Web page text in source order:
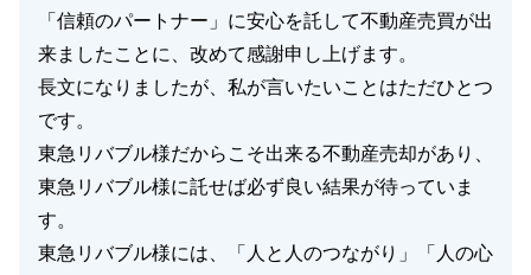
「信頼のパートナー」に安心を託して不動産売買が出
来ましたことに、改めて感謝申し上げます。
長文になりましたが、私が言いたいことはただひとつ
です。
東急リバブル様だからこそ出来る不動産売却があり、
東急リバブル様に託せば必ず良い結果が待っていま
す。
東急リバブル様には、「人と人のつながり」「人の心